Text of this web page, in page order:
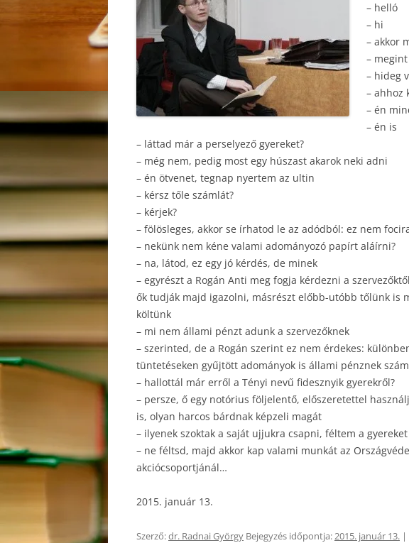
– helló
– hi
– akkor
–
– hideg
– ahhoz
– én
– én is
– láttad már a perselyező gyereket?
– még nem, pedig most egy húszast akarok neki adni
– én ötvenet, tegnap nyertem az ultin
– kérsz tőle számlát?
– kérjek?
– fölösleges, akkor se írhatod le az adódból: ez nem
– nekünk nem kéne valami adományozó papírt aláírni?
– na, látod, ez egy jó kérdés, de minek
– egyrészt a Rogán Anti meg fogja kérdezni a
ők tudják majd igazolni, másrészt előbb-utóbb tőlünk is
költünk
– mi nem állami pénzt adunk a szervezőknek
– szerinted, de a Rogán szerint ez nem érdekes:
tüntetéseken gyűjtött adományok is állami pénznek
– hallottál már erről a Tényi nevű fidesznyik gyerekről?
– persze, ő egy notórius följelentő, előszeretettel
is, olyan harcos bárdnak képzeli magát
– ilyenek szoktak a saját ujjukra csapni, féltem a gyereket
– ne féltsd, majd akkor kap valami munkát az
akciócsoportjánál…
2015. január 13.
Szerző:dr. Radnai György Bejegyzés időpontja:2015. január 13. |